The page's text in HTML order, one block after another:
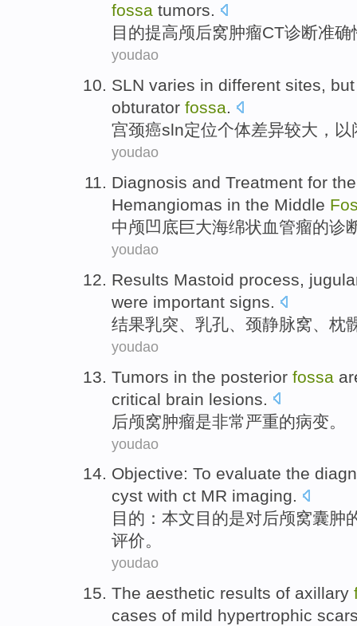
fossa tumors.
目的提高颅后窝肿瘤CT诊断准确
youdao
SLN varies in different sites,
obturator fossa.
宫颈癌sln定位个体差异较大， 以
youdao
Diagnosis and Treatment for
Hemangiomas in the Middle
中颅凹底巨大海绵状血管瘤的诊
youdao
Results Mastoid process,
were important signs.
结果乳突、乳孔、 颈静脉窝、 枕
youdao
Tumors in the posterior fossa
critical brain lesions
后颅窝肿瘤是非常 严重的病变。
youdao
Objective: To evaluate the
cyst with ct MR imaging.
目的 ：本文目的是对后颅窝囊肿
评价。
youdao
The aesthetic results of axillary
cases of mild hypertrophic